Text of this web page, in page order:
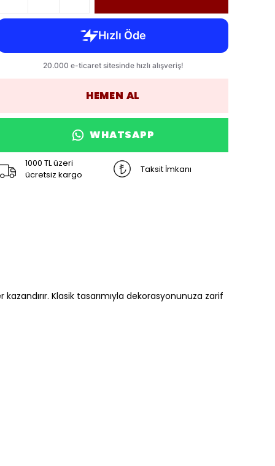
HEMEN AL
WHATSAPP
1000 TL üzeri
ücretsiz kargo
Taksit İmkanı
Klasik tasarımıyla dekorasyonunuza zarif